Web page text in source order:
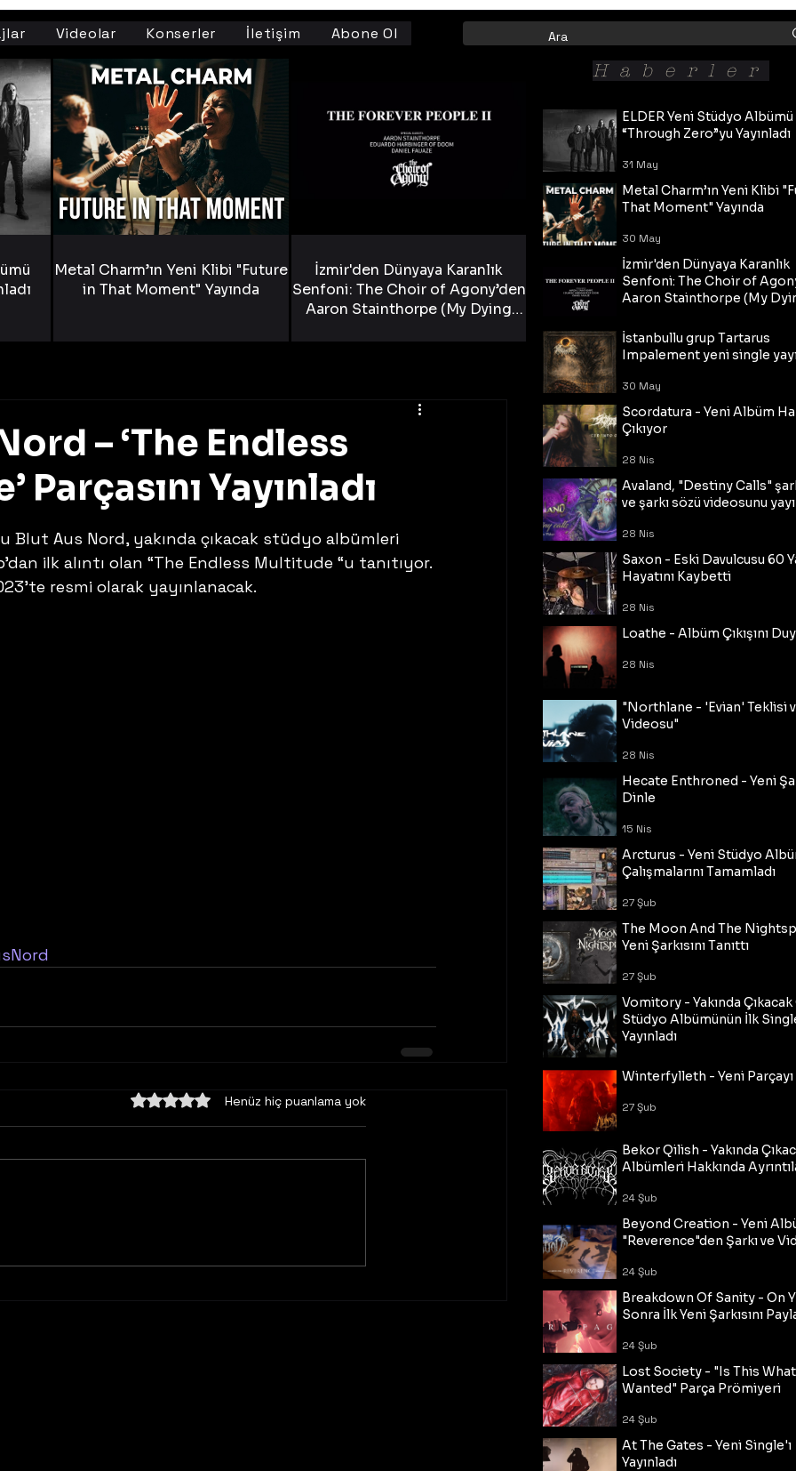
Videolar Konserler İletişim Abone Ol
– ‘The Endless
Parçasını Yayınladı
Blut Aus Nord, yakında çıkacak stüdyo albümleri
ilk alıntı olan “The Endless Multitude “u tanıtıyor.
resmi olarak yayınlanacak.
5 üzerinden 0 yıldızHenüz hiç puanlama yok
Metal Charm’ın Yeni Klibi "Future
in That Moment" Yayında
İzmir'den Dünyaya Karanlık
Senfoni: The Choir of Agony’den
Aaron Stainthorpe (My Dying
ELDER Yeni Stüdyo Albümü
“Through Zero”yu Yayınladı
31 May
Metal Charm’ın Yeni Klibi
That Moment" Yayında
30 May
İzmir'den Dünyaya Karanlık
Senfoni: The Choir of
Aaron Stainthorpe (My
Tekli!
30 May
İstanbullu grup Tartarus
Impalement yeni single
30 May
Scordatura - Yeni Albüm
Çıkıyor
28 Nis
Avaland, "Destiny Calls"
ve şarkı sözü videosunu
28 Nis
Saxon - Eski Davulcusu 60
Hayatını Kaybetti
28 Nis
Loathe - Albüm Çıkışını
28 Nis
"Northlane - 'Evian' Teklisi
Videosu"
28 Nis
Hecate Enthroned - Yeni
Dinle
15 Nis
Arcturus - Yeni Stüdyo
Çalışmalarını Tamamladı
27 Şub
The Moon And The
Yeni Şarkısını Tanıttı
27 Şub
Vomitory - Yakında
Stüdyo Albümünün İlk
Yayınladı
Winterfylleth - Yeni Parçayı
27 Şub
Bekor Qilish - Yakında
Albümleri Hakkında
24 Şub
Beyond Creation - Yeni
"Reverence"den Şarkı ve
24 Şub
Breakdown Of Sanity - On
Sonra İlk Yeni Şarkısını
24 Şub
Lost Society - "Is This
Wanted" Parça Prömiyeri
24 Şub
At The Gates - Yeni Single'ı
Yayınladı
Haberler